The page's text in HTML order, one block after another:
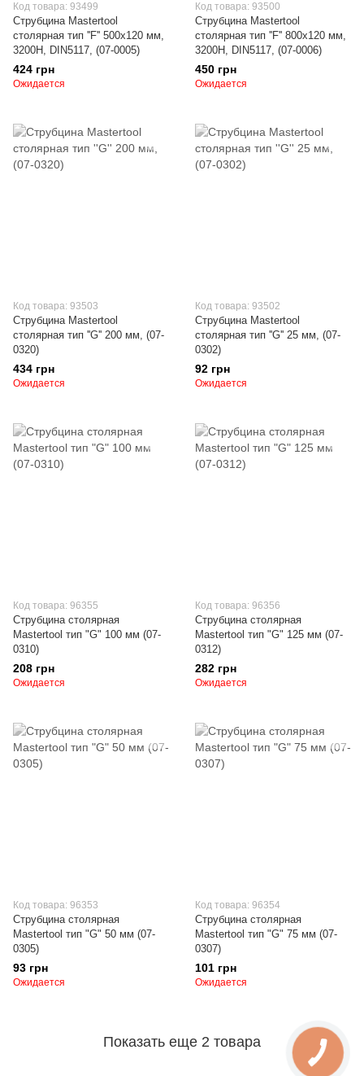
Код товара: 93499
Струбцина Mastertool
столярная тип ''F'' 500х120 мм,
3200Н, DIN5117, (07-0005)
424 грн
Ожидается
Код товара: 93500
Струбцина Mastertool
столярная тип ''F'' 800х120 мм,
3200Н, DIN5117, (07-0006)
450 грн
Ожидается
Код товара: 93503
Струбцина Mastertool
столярная тип ''G'' 200 мм, (07-
0320)
434 грн
Ожидается
Код товара: 93502
Струбцина Mastertool
столярная тип ''G'' 25 мм, (07-
0302)
92 грн
Ожидается
Код товара: 96355
Струбцина столярная
Mastertool тип "G" 100 мм (07-
0310)
208 грн
Ожидается
Код товара: 96356
Струбцина столярная
Mastertool тип "G" 125 мм (07-
0312)
282 грн
Ожидается
Код товара: 96353
Струбцина столярная
Mastertool тип "G" 50 мм (07-
0305)
93 грн
Ожидается
Код товара: 96354
Струбцина столярная
Mastertool тип "G" 75 мм (07-
0307)
101 грн
Ожидается
Показать еще 2 товара